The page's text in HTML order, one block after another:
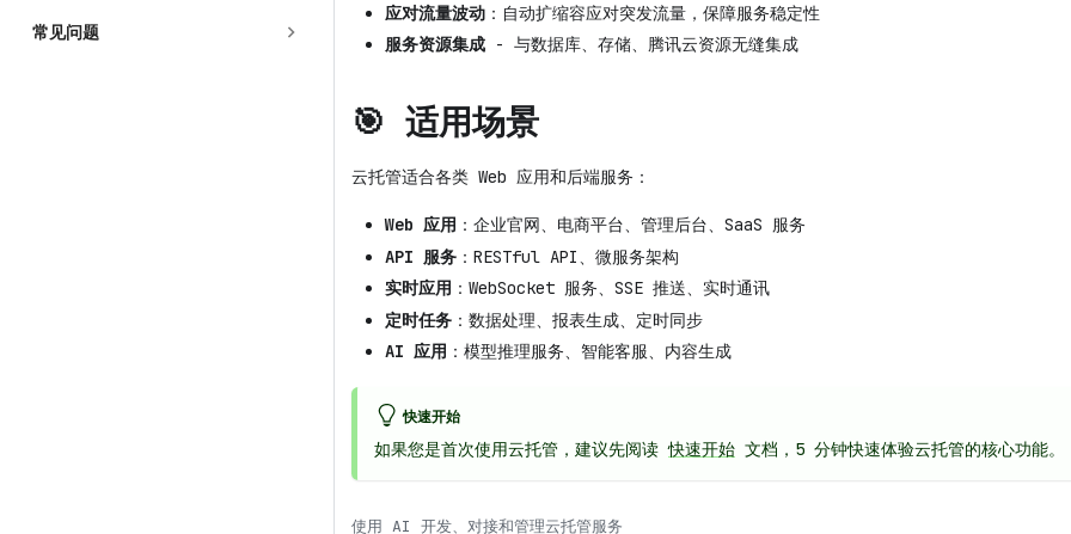
常见问题
应对流量波动 ：自动扩缩容应对突发流量，保障服务稳定性
服务资源集成 - 与数据库、存储、腾讯云资源无缝集成
🎯 适用场景
云托管适合各类 Web 应用和后端服务：
Web 应用 ：企业官网、电商平台、管理后台、SaaS 服务
API 服务 ：RESTful API、微服务架构
实时应用 ：WebSocket 服务、SSE 推送、实时通讯
定时任务 ：数据处理、报表生成、定时同步
AI 应用 ：模型推理服务、智能客服、内容生成
快速开始
如果您是首次使用云托管，建议先阅读快速开始 文档，5 分钟快速体验云托管的核心功能。
使用 AI 开发、对接和管理云托管服务